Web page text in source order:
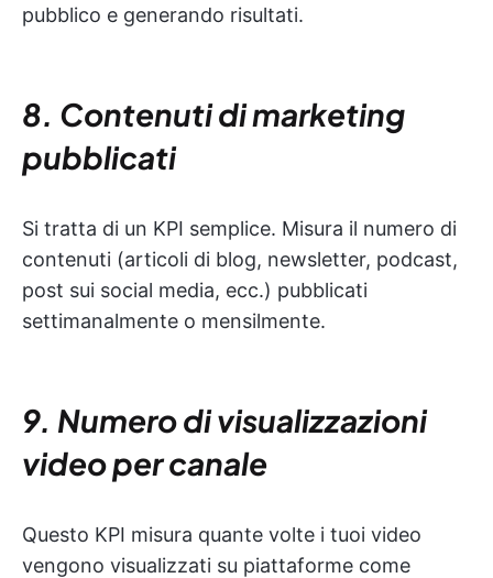
pubblico e generando risultati.
8. Contenuti di marketing
pubblicati
Si tratta di un KPI semplice. Misura il numero di
contenuti (articoli di blog, newsletter, podcast,
post sui social media, ecc.) pubblicati
settimanalmente o mensilmente.
9. Numero di visualizzazioni
video per canale
Questo KPI misura quante volte i tuoi video
vengono visualizzati su piattaforme come